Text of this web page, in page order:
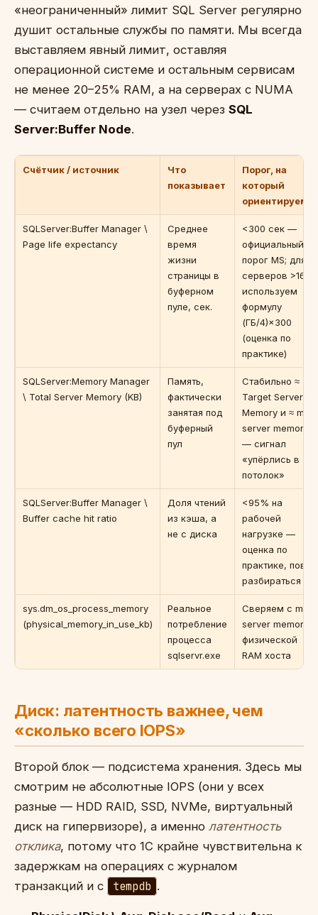
«неограниченный» лимит SQL Server регулярно
душит остальные службы по памяти. Мы всегда
выставляем явный лимит, оставляя
операционной системе и остальным сервисам
не менее 20–25% RAM, а на серверах с NUMA
— считаем отдельно на узел через SQL
Server:Buffer Node.
Счётчик / источник
Что
показывает
Порог, на
который
SQLServer:Buffer Manager \
Page life expectancy
Среднее
время
жизни
страницы в
буферном
пуле, сек.
<300 сек —
официальный
порог MS; для
серверов >16 ГБ
используем
формулу
(ГБ/4)×300
(оценка по
практике)
SQLServer:Memory Manager
\ Total Server Memory (KB)
Память,
фактически
занятая под
буферный
пул
Стабильно ≈
Target Server
Memory и ≈ max
server memory
— сигнал
«упёрлись в
потолок»
SQLServer:Buffer Manager \
Buffer cache hit ratio
Доля чтений
из кэша, а
не с диска
<95% на
рабочей
нагрузке —
оценка по
практике, повод
разбираться
sys.dm_os_process_memory
(physical_memory_in_use_kb)
Реальное
потребление
процесса
sqlservr.exe
Сверяем с max
server memory и
физической
RAM хоста
Диск: латентность важнее, чем
«сколько всего IOPS»
Второй блок — подсистема хранения. Здесь мы
смотрим не абсолютные IOPS (они у всех
разные — HDD RAID, SSD, NVMe, виртуальный
диск на гипервизоре), а именно латентность
отклика, потому что 1С крайне чувствительна к
задержкам на операциях с журналом
транзакций и с
tempdb .